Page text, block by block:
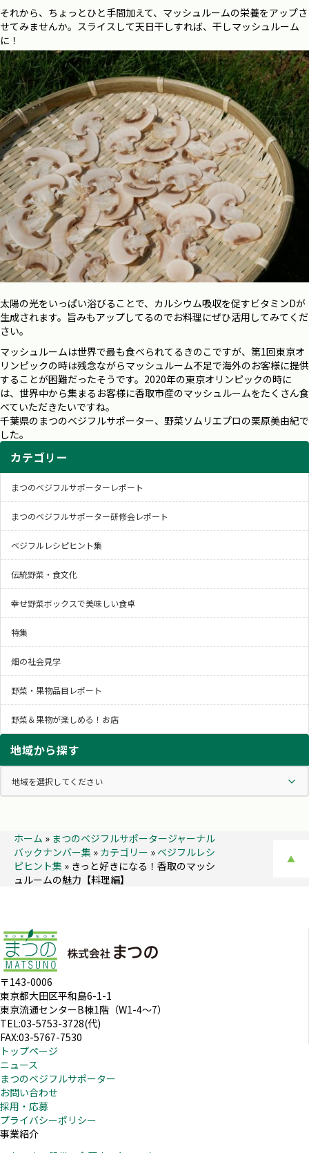
それから、ちょっとひと手間加えて、マッシュルームの栄養をアップさ
せてみませんか。スライスして天日干しすれば、干しマッシュルーム
に！
太陽の光をいっぱい浴びることで、カルシウム吸収を促すビタミンDが
生成されます。旨みもアップしてるのでお料理にぜひ活用してみてくだ
さい。
マッシュルームは世界で最も食べられてるきのこですが、第1回東京オ
リンピックの時は残念ながらマッシュルーム不足で海外のお客様に提供
することが困難だったそうです。2020年の東京オリンピックの時に
は、世界中から集まるお客様に香取市産のマッシュルームをたくさん食
べていただきたいですね。
千葉県のまつのベジフルサポーター、野菜ソムリエプロの栗原美由紀で
した。
カテゴリー
まつのベジフルサポーターレポート
まつのベジフルサポーター研修会レポート
ベジフルレシピヒント集
伝統野菜・食文化
幸せ野菜ボックスで美味しい食卓
特集
畑の社会見学
野菜・果物品目レポート
野菜＆果物が楽しめる！お店
地域から探す
ホーム » まつのベジフルサポータージャーナル
バックナンバー集 » カテゴリー » ベジフルレシ
ピヒント集 » きっと好きになる！香取のマッシ
ュルームの魅力【料理編】
▲
〒143-0006
東京都大田区平和島6-1-1
東京流通センターB棟1階（W1-4～7）
TEL:03-5753-3728(代)
FAX:03-5767-7530
トップページ
ニュース
まつのベジフルサポーター
お問い合わせ
採用・応募
プライバシーポリシー
事業紹介